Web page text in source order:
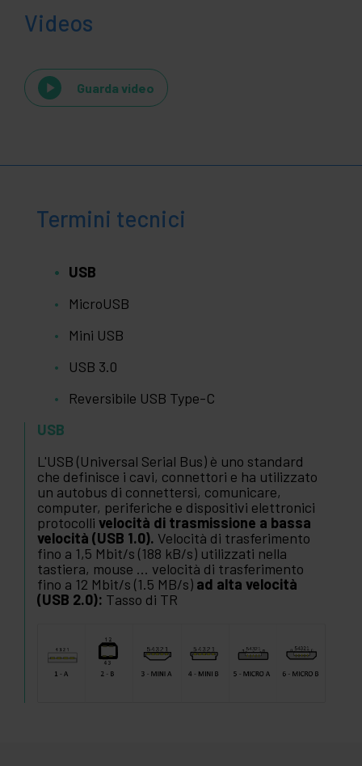
Videos
Guarda video
Termini tecnici
USB
MicroUSB
Mini USB
USB 3.0
Reversibile USB Type-C
USB
L'USB (Universal Serial Bus) è uno standard
che definisce i cavi, connettori e ha utilizzato
un autobus di connettersi, comunicare,
computer, periferiche e dispositivi elettronici
protocolli velocità di trasmissione a bassa
velocità (USB 1.0). Velocità di trasferimento
fino a 1,5 Mbit/s (188 kB/s) utilizzati nella
tastiera, mouse ... velocità di trasferimento
fino a 12 Mbit/s (1.5 MB/s) ad alta velocità
(USB 2.0): Tasso di TR